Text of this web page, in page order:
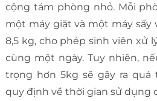
cộng tám phòng nhỏ. Mỗi
một máy giặt và một máy sấy
8,5 kg, cho phép sinh viên xử
cùng một ngày. Tuy nhiên,
trọng hơn 5kg sẽ gây ra quá
quy định về thời gian sử dụng